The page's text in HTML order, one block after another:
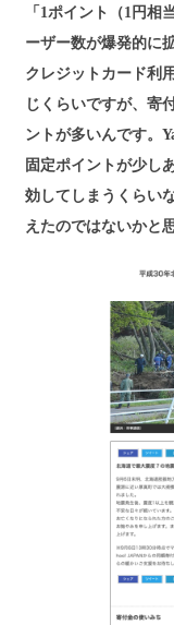
「1ポイント（1円
ーザー数が爆発的に
クレジットカード利
じくらいですが、寄
ントが多いんです。
固定ポイントが少し
効してしまうくらい
えたのではないかと